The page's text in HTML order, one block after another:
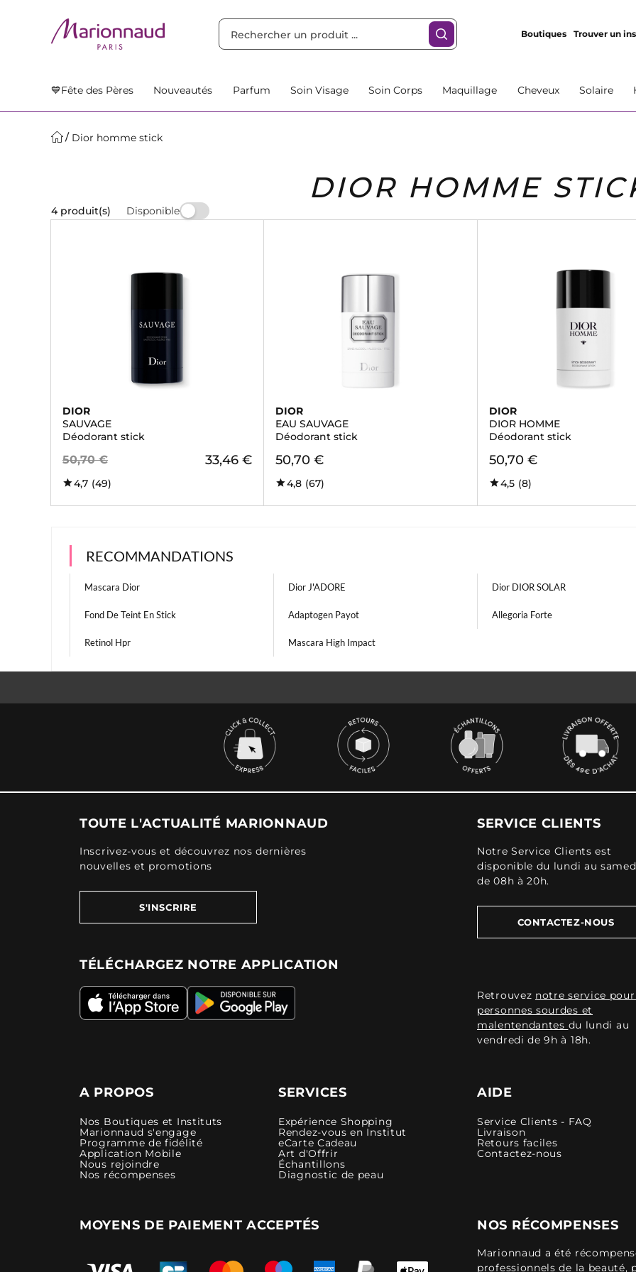
Boutiques Trouver un
💙Fête des Pères Nouveautés Parfum Soin Visage Soin Corps Maquillage Cheveux Solaire
Dior homme stick
DIOR HOMME
4 produit(s) Disponible
DIOR
SAUVAGE
Déodorant stick
50,70 € 33,46 €
4,7 (49)
DIOR
EAU SAUVAGE
Déodorant stick
50,70 €
4,8 (67)
DIOR
DIOR HOMME
Déodorant stick
50,70 €
4,5 (8)
RECOMMANDATIONS
Mascara Dior Dior J'ADORE Dior DIOR SOLAR
Fond De Teint En Stick Adaptogen Payot Allegoria Forte
Retinol Hpr Mascara High Impact
TOUTE L'ACTUALITÉ MARIONNAUD
Inscrivez-vous et découvrez nos dernières
nouvelles et promotions
S'INSCRIRE
TÉLÉCHARGEZ NOTRE APPLICATION
SERVICE CLIENTS
Notre Service Clients est
disponible du lundi au
de 08h à 20h.
CONTACTEZ-NOUS
Retrouvez notre service
personnes sourdes et
malentendantes du lundi au
vendredi de 9h à 18h.
A PROPOS
Nos Boutiques et Instituts
Marionnaud s'engage
Programme de fidélité
Application Mobile
Nous rejoindre
Nos récompenses
SERVICES
Expérience Shopping
Rendez-vous en Institut
eCarte Cadeau
Art d'Offrir
Échantillons
Diagnostic de peau
AIDE
Service Clients - FAQ
Livraison
Retours faciles
Contactez-nous
MOYENS DE PAIEMENT ACCEPTÉS NOS RÉCOMPENSES
Marionnaud a été
professionnels de la beauté,